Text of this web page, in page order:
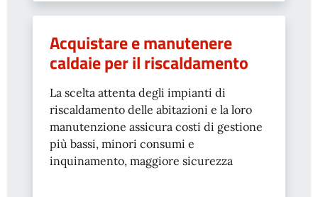
Acquistare e manutenere
caldaie per il riscaldamento
La scelta attenta degli impianti di
riscaldamento delle abitazioni e la loro
manutenzione assicura costi di gestione
più bassi, minori consumi e
inquinamento, maggiore sicurezza